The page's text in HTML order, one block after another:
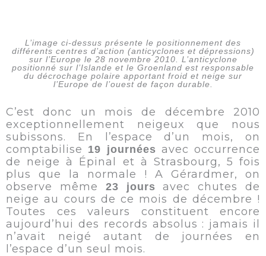
L’image ci-dessus présente le positionnement des
différents centres d’action (anticyclones et dépressions)
sur l’Europe le 28 novembre 2010. L’anticyclone
positionné sur l’Islande et le Groenland est responsable
du décrochage polaire apportant froid et neige sur
l’Europe de l’ouest de façon durable.
C’est donc un mois de décembre 2010
exceptionnellement neigeux que nous
subissons. En l’espace d’un mois, on
comptabilise 19 journées avec occurrence
de neige à Épinal et à Strasbourg, 5 fois
plus que la normale ! A Gérardmer, on
observe même 23 jours avec chutes de
neige au cours de ce mois de décembre !
Toutes ces valeurs constituent encore
aujourd’hui des records absolus : jamais il
n’avait neigé autant de journées en
l’espace d’un seul mois.